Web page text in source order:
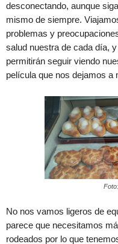
desconectando, aunque
mismo de siempre.
problemas y
salud nuestra de cada día,
permitirán seguir viendo
película que nos dejamos a
No nos vamos ligeros de
parece que necesitamos
rodeados por lo que